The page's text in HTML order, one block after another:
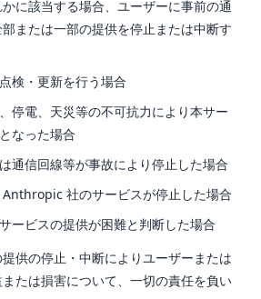
に該当する場合、ユーザーに事前の通
または一部の提供を停止または中断す
検・更新を行う場合
停電、天災等の不可抗力により本サー
なった場合
通信回線等が事故により停止した場合
社のサービスが停止した場合
ービスの提供が困難と判断した場合
供の停止・中断によりユーザーまたは
たは損害について、一切の責任を負い